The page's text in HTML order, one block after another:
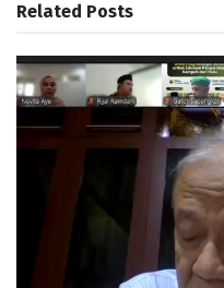
Related Posts